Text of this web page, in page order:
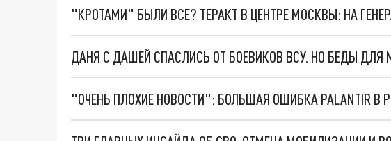
"КРОТАМИ" БЫЛИ ВСЕ? ТЕРАКТ В ЦЕНТРЕ МОСКВЫ: НА
ДАНЯ С ДАШЕЙ СПАСЛИСЬ ОТ БОЕВИКОВ ВСУ. НО БЕДЫ